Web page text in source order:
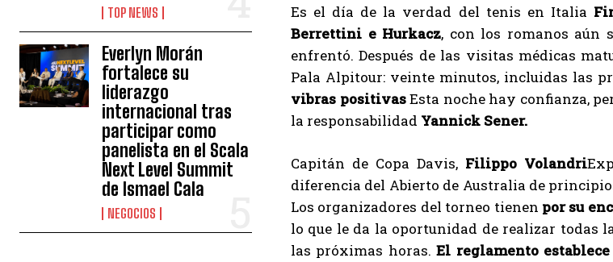
I WANT IN
TOP NEWS
Everlyn Morán
fortalece su
liderazgo
internacional tras
participar como
panelista en el Scala
Next Level Summit
de Ismael Cala
NEGOCIOS
Es el día de la verdad del tenis en Italia
Berrettini e Hurkacz, con los romanos aún
enfrentó. Después de las visitas médicas
Pala Alpitour: veinte minutos, incluidas las
vibras positivasEsta noche hay confianza,
la responsabilidad Yannick Sener.
Capitán de Copa Davis, Filippo Volandri
diferencia del Abierto de Australia de
Los organizadores del torneo tienen por su
lo que le da la oportunidad de realizar todas
las próximas horas.El reglamento